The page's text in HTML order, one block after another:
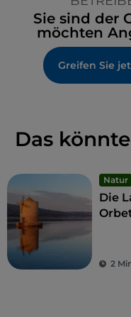
Sie sind der
möchten
Das
Natur
Die
2